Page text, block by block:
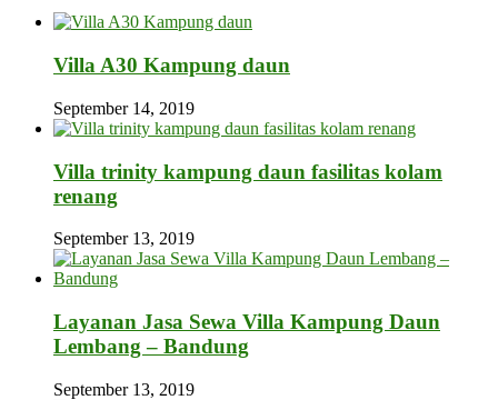
Villa A30 Kampung daun
September 14, 2019
Villa trinity kampung daun fasilitas kolam
renang
September 13, 2019
Layanan Jasa Sewa Villa Kampung Daun
Lembang – Bandung
September 13, 2019